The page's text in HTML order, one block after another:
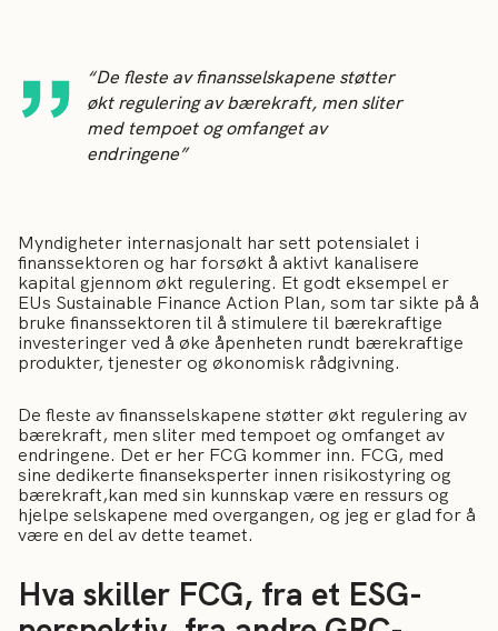
“De fleste av finansselskapene støtter
økt regulering av bærekraft, men sliter
med tempoet og omfanget av
endringene”
Myndigheter internasjonalt har sett potensialet i
finanssektoren og har forsøkt å aktivt kanalisere
kapital gjennom økt regulering. Et godt eksempel er
EUs Sustainable Finance Action Plan, som tar sikte på å
bruke finanssektoren til å stimulere til bærekraftige
investeringer ved å øke åpenheten rundt bærekraftige
produkter, tjenester og økonomisk rådgivning.
De fleste av finansselskapene støtter økt regulering av
bærekraft, men sliter med tempoet og omfanget av
endringene. Det er her FCG kommer inn. FCG, med
sine dedikerte finanseksperter innen risikostyring og
bærekraft,kan med sin kunnskap være en ressurs og
hjelpe selskapene med overgangen, og jeg er glad for å
være en del av dette teamet.
Hva skiller FCG, fra et ESG-